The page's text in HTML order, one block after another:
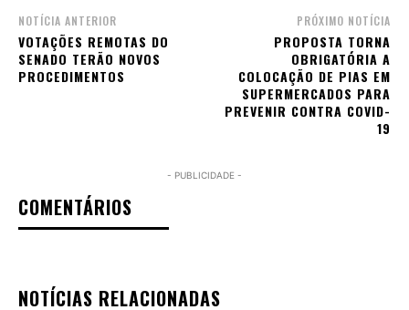
NOTÍCIA ANTERIOR
VOTAÇÕES REMOTAS DO
SENADO TERÃO NOVOS
PROCEDIMENTOS
PRÓXIMO NOTÍCIA
PROPOSTA TORNA
OBRIGATÓRIA A
COLOCAÇÃO DE PIAS EM
SUPERMERCADOS PARA
PREVENIR CONTRA COVID-
19
- PUBLICIDADE -
COMENTÁRIOS
NOTÍCIAS RELACIONADAS